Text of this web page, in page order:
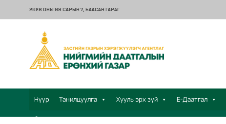
2026 ОНЫ 08 САРЫН 7, БААСАН ГАРАГ
Нүүр Танилцуулга Хууль эрх зүй Е-Даатгал
Санал хүсэлт